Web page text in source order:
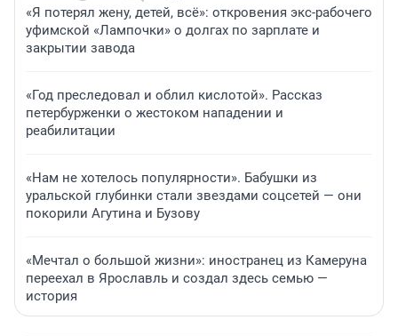
«Я потерял жену, детей, всё»: откровения экс-рабочего
уфимской «Лампочки» о долгах по зарплате и
закрытии завода
«Год преследовал и облил кислотой». Рассказ
петербурженки о жестоком нападении и
реабилитации
«Нам не хотелось популярности». Бабушки из
уральской глубинки стали звездами соцсетей — они
покорили Агутина и Бузову
«Мечтал о большой жизни»: иностранец из Камеруна
переехал в Ярославль и создал здесь семью —
история